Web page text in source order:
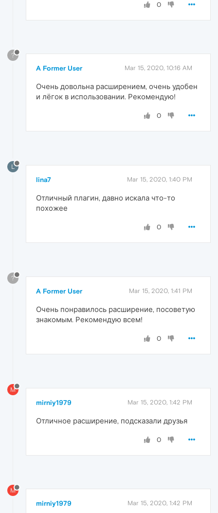
0
?
A Former User Mar 15, 2020, 10:16 AM
Очень довольна расширением, очень удобен
и лёгок в использовании. Рекомендую!
0
L
lina7 Mar 15, 2020, 1:40 PM
Отличный плагин, давно искала что-то
похожее
0
?
A Former User Mar 15, 2020, 1:41 PM
Очень понравилось расширение, посоветую
знакомым. Рекомендую всем!
0
M
mirniy1979 Mar 15, 2020, 1:42 PM
Отличное расширение, подсказали друзья
0
M
mirniy1979 Mar 15, 2020, 1:42 PM